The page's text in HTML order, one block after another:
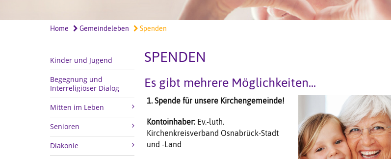
Home Gemeindeleben Spenden
Kinder und Jugend
Begegnung und
Interreligiöser Dialog
Mitten im Leben
Senioren
Diakonie
SPENDEN
Es gibt mehrere Möglichkeiten...
1. Spende für unsere Kirchengemeinde!
Kontoinhaber: Ev.-luth.
Kirchenkreisverband Osnabrück-Stadt
und -Land